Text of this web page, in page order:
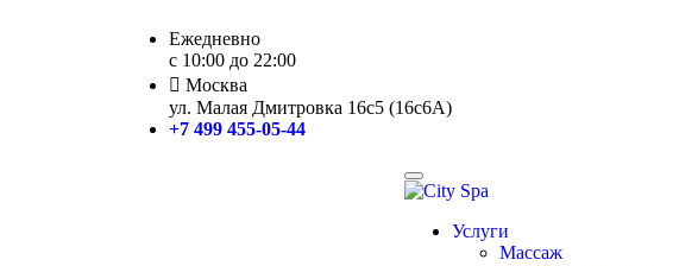
Ежедневно
с 10:00 до 22:00
Москва
ул. Малая Дмитровка 16с5 (16с6А)
+7 499 455-05-44
Услуги
Массаж